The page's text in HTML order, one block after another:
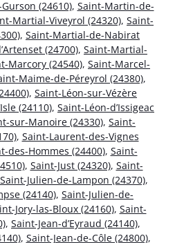
(24610), Saint-Martin-de-
Martial-Viveyrol (24320), Saint-
, Saint-Martial-de-Nabirat
(24700), Saint-Martial-
Marcory (24540), Saint-Marcel-
Maime-de-Péreyrol (24380),
, Saint-Léon-sur-Vézère
(24110), Saint-Léon-d’Issigeac
sur-Manoire (24330), Saint-
, Saint-Laurent-des-Vignes
des-Hommes (24400), Saint-
, Saint-Just (24320), Saint-
Saint-Julien-de-Lampon (24370),
(24140), Saint-Julien-de-
Jory-las-Bloux (24160), Saint-
, Saint-Jean-d’Eyraud (24140),
, Saint-Jean-de-Côle (24800),